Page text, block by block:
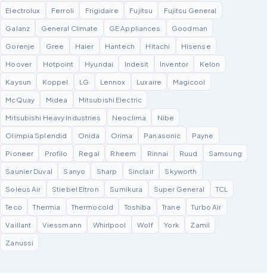
Electrolux
Ferroli Frigidaire Fujitsu
Fujitsu General
Galanz
General Climate GE Appliances
Goodman
Gorenje
Gree Haier Hantech Hitachi
Hisense
Hoover
Hotpoint Hyundai Indesit Inventor
Kelon
Kaysun
Koppel LG Lennox Luxaire
Magicool
McQuay
Midea
Mitsubishi Electric
Mitsubishi Heavy Industries
Neoclima
Nibe
Olimpia Splendid
Onida Orima Panasonic
Payne
Pioneer
Profilo Regal Rheem Rinnai Ruud
Samsung
Saunier Duval
Sanyo Sharp Sinclair
Skyworth
Soleus Air
Stiebel Eltron Sumikura Super General
TCL
Teco
Thermia Thermocold Toshiba Trane
Turbo Air
Vaillant
Viessmann Whirlpool Wolf York
Zamil
Zanussi